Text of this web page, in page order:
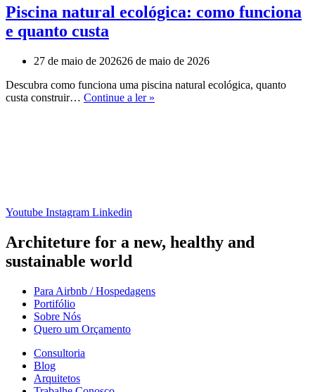
Piscina natural ecológica: como funciona
e quanto custa
27 de maio de 202626 de maio de 2026
Descubra como funciona uma piscina natural ecológica, quanto
custa construir… Continue a ler »
Youtube Instagram Linkedin
Architeture for a new, healthy and
sustainable world
Para Airbnb / Hospedagens
Portifólio
Sobre Nós
Quero um Orçamento
Consultoria
Blog
Arquitetos